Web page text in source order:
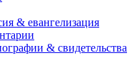
& евангелизация
& свидетельства